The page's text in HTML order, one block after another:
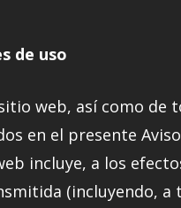
de uso
web, así como
en el presente
incluye, a los
(incluyendo,